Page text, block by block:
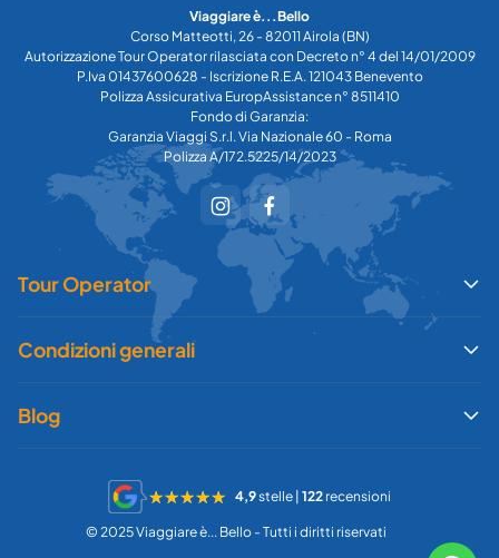
Viaggiare è...Bello
Corso Matteotti, 26 - 82011 Airola (BN)
Autorizzazione Tour Operator rilasciata con Decreto n° 4 del 14/01/2009
P.Iva 01437600628 - Iscrizione R.E.A. 121043 Benevento
Polizza Assicurativa EuropAssistance n° 8511410
Fondo di Garanzia:
Garanzia Viaggi S.r.l. Via Nazionale 60 - Roma
Polizza A/172.5225/14/2023
Tour Operator
Condizioni generali
Blog
4,9stelle | 122 recensioni
© 2025 Viaggiare è... Bello - Tutti i diritti riservati